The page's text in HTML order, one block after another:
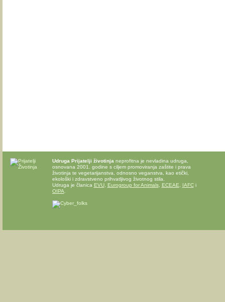
Udruga Prijatelji životinja neprofitna je nevladina udruga,
osnovana 2001. godine s ciljem promoviranja zaštite i prava
životinja te vegetarijanstva, odnosno veganstva, kao etički,
ekološki i zdravstveno prihvatljivog životnog stila.
Udruga je članica EVU, Eurogroup for Animals, ECEAE IAFCi
OIPA